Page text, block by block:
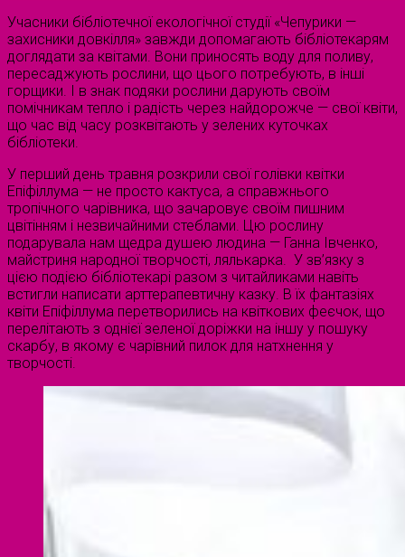
Учасники бібліотечної екологічної студії «Чепурики —
захисники довкілля» завжди допомагають бібліотекарям
доглядати за квітами. Вони приносять воду для поливу,
пересаджують рослини, що цього потребують, в інші
горщики. І в знак подяки рослини дарують своїм
помічникам тепло і радість через найдорожче — свої квіти,
що час від часу розквітають у зелених куточках
бібліотеки.
У перший день травня розкрили свої голівки квітки
Епіфіллума — не просто кактуса, а справжнього
тропічного чарівника, що зачаровує своїм пишним
цвітінням і незвичайними стеблами. Цю рослину
подарувала нам щедра душею людина — Ганна Івченко,
майстриня народної творчості, лялькарка. У зв’язку з
цією подією бібліотекарі разом з читайликами навіть
встигли написати арттерапевтичну казку. В їх фантазіях
квіти Епіфіллума перетворились на квіткових феєчок, що
перелітають з однієї зеленої доріжки на іншу у пошуку
скарбу, в якому є чарівний пилок для натхнення у
творчості.